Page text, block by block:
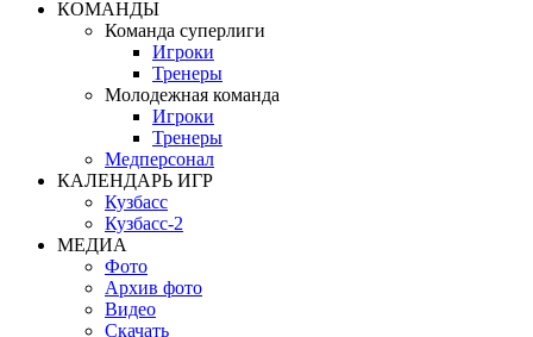
КОМАНДЫ
Команда суперлиги
Игроки
Тренеры
Молодежная команда
Игроки
Тренеры
Медперсонал
КАЛЕНДАРЬ ИГР
Кузбасс
Кузбасс-2
МЕДИА
Фото
Архив фото
Видео
Скачать